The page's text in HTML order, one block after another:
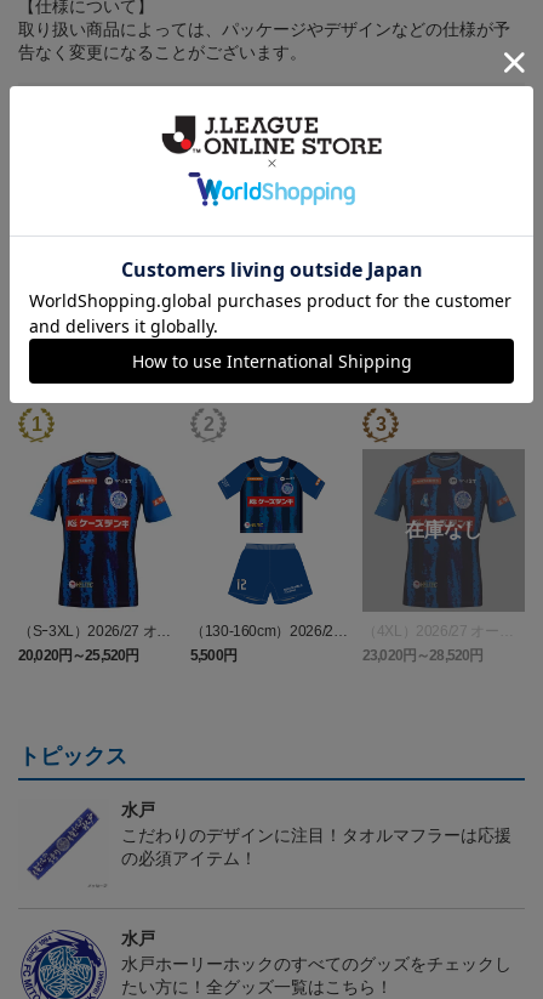
【仕様について】
取り扱い商品によっては、パッケージやデザインなどの仕様が予
告なく変更になることがございます。
決済について
ギフト対応について
（Sｰ3XL）2026/27 オー
センティックユニフォー
ム FP 1st
20,020円～25,520円
（130-160cm）2026/27
キッズユニフォーム FP1s
5,500円
（4XL）2026/27 オーセ
ンティックユニフォーム
FP 1st
23,020円～28,520円
トピックス
水戸
こだわりのデザインに注目！タオルマフラーは応援
の必須アイテム！
水戸
水戸ホーリーホックのすべてのグッズをチェックし
たい方に！全グッズ一覧はこちら！